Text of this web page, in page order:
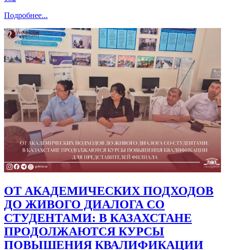
СОВРЕМЕННЫЕ ПОДХОДЫ К
ОБРАЗОВАТЕЛЬНОМУ ПРОЦЕССУ
И ОБМЕН МЕЖДУНАРОДНЫМ
ОПЫТОМ В ЮЖНО-
КАЗАХСТАНСКОМ УНИВЕРСИТЕТЕ
ИМЕНИ М. АУЭЗОВА